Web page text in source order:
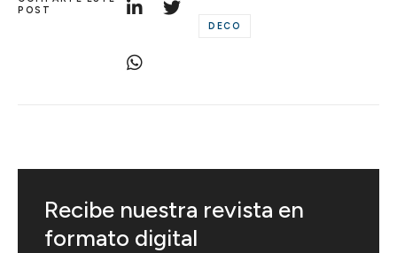
POST
DECO
Recibe nuestra revista en
formato digital